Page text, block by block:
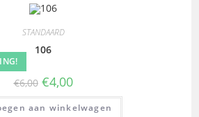
STANDAARD
106
€6,00 €4,00
aan winkelwagen